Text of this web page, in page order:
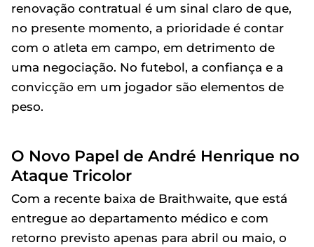
renovação contratual é um sinal claro de que,
no presente momento, a prioridade é contar
com o atleta em campo, em detrimento de
uma negociação. No futebol, a confiança e a
convicção em um jogador são elementos de
peso.
O Novo Papel de André Henrique no
Ataque Tricolor
Com a recente baixa de Braithwaite, que está
entregue ao departamento médico e com
retorno previsto apenas para abril ou maio, o